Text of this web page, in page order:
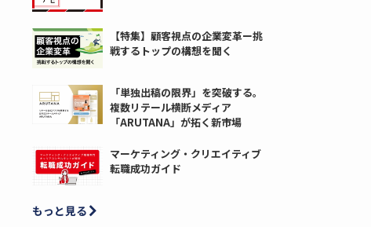
【特集】顧客視点の企業変革ー挑
戦するトップの構想を聞く
「単独出稿の限界」を突破する。
複数リテール横断メディア
「ARUTANA」が拓く新市場
マーケティング・クリエイティブ
転職成功ガイド
もっと見る